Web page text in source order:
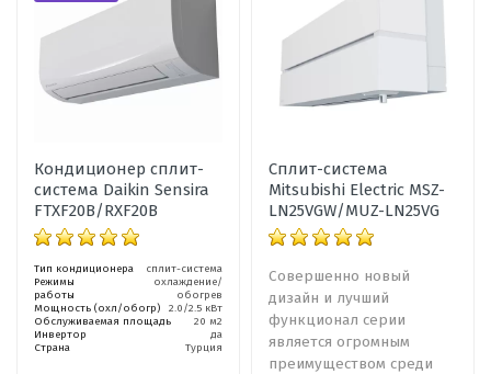
Кондиционер сплит-
система Daikin Sensira
FTXF20B/RXF20B
Тип кондиционера
сплит-система
Режимы
работы
охлаждение/
обогрев
Мощность (охл/обогр)
2.0/2.5 кВт
Обслуживаемая площадь
20 м2
Инвертор
да
Страна
Турция
Сплит-система
Mitsubishi Electric MSZ-
LN25VGW/MUZ-LN25VG
Совершенно новый
дизайн и лучший
функционал серии
является огромным
преимуществом среди